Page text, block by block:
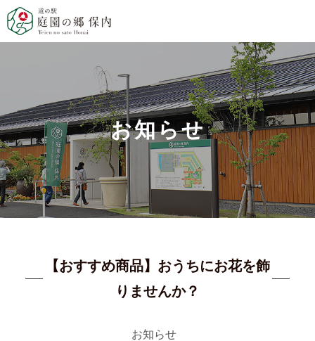
お知らせ
【おすすめ商品】おうちにお花を飾
りませんか？
お知らせ